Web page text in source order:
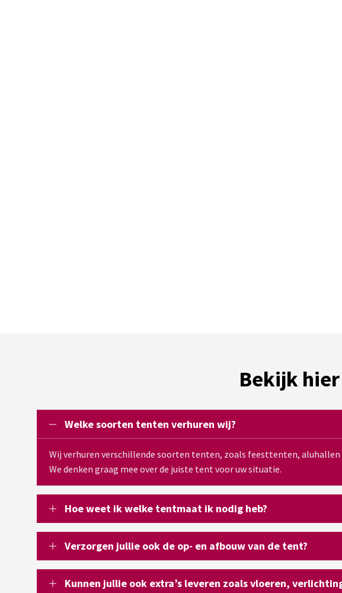
Bekijk
Welke soorten tenten verhuren wij?
Wij verhuren verschillende soorten tenten, zoals feesttenten,
We denken graag mee over de juiste tent voor uw situatie.
Hoe weet ik welke tentmaat ik nodig heb?
Verzorgen jullie ook de op- en afbouw van de tent?
Kunnen jullie ook extra’s leveren zoals vloeren,